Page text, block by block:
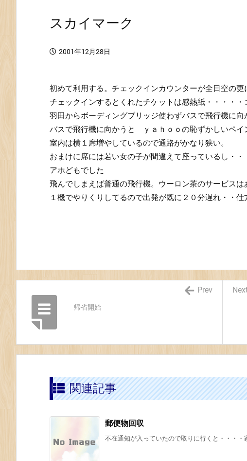
スカイマーク
2001年12月28日
初めて利用する。チェックインカウンターが全日空の更
チェックインするとくれたチケットは感熱紙・・・・
羽田からボーディングブリッジ使わずバスで飛行機に
バスで飛行機に向かうと ｙａｈｏｏの恥ずかしいペイ
室内は横１席増やしているので通路がかなり狭い。
おまけに席には若い女の子が間違えて座っているし・
アホどもでした
飛んでしまえば普通の飛行機。ウーロン茶のサービスは
１機でやりくりしてるので出発が既に２０分遅れ・・
帰省開始
Prev
関連記事
郵便物回収
不在通知が入っていたので取りに行くと・・・